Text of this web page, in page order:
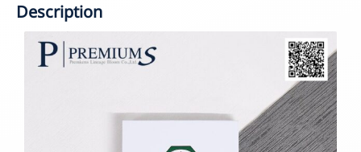
Description